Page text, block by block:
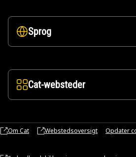
Sprog
Cat-websteder
Om Cat Webstedsoversigt Opdater